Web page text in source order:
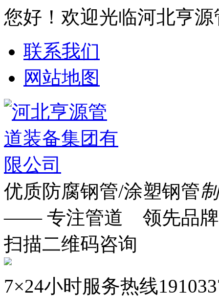
您好！欢迎光临河北亨
联系我们
网站地图
优质防腐钢管/涂塑钢管
—— 专注管道 领先品
扫描二维码咨询
7×24小时服务热线